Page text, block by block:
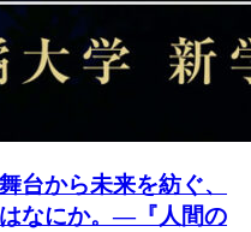
台から未来を紡ぐ、
なにか。―『人間の